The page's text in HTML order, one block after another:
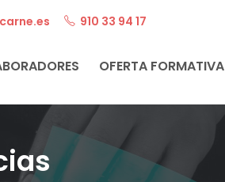
910 33 94 17
OFERTA FORMATIVA